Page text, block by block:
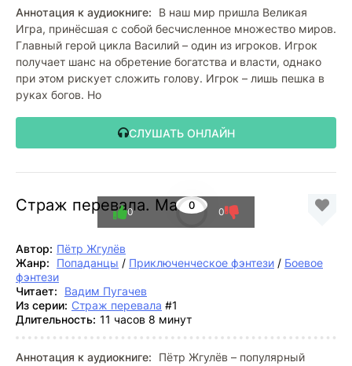
Аннотация к аудиокниге:
В наш мир пришла Великая
Игра, принёсшая с собой бесчисленное множество миров.
Главный герой цикла Василий – один из игроков. Игрок
получает шанс на обретение богатства и власти, однако
при этом рискует сложить голову. Игрок – лишь пешка в
руках богов. Но
СЛУШАТЬ ОНЛАЙН
Страж перевала. Маг 0
0 0
Автор: Пётр Жгулёв
Жанр:
Попаданцы / Приключенческое фэнтези / Боевое
фэнтези
Читает:
Вадим Пугачев
Из серии: Страж перевала #1
Длительность: 11 часов 8 минут
Аннотация к аудиокниге:
Пётр Жгулёв – популярный